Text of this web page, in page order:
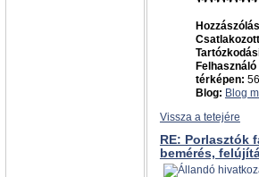
térképen:
Blog: Blog
Vissza a tetejére
RE: Porlasztók
bemérés,